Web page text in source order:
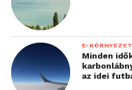
E-
Minden
az idei